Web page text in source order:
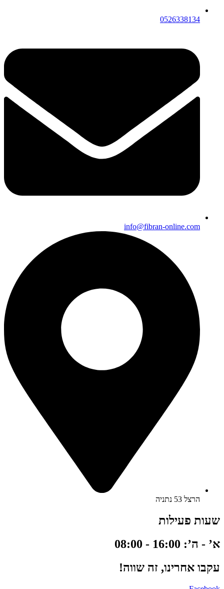
0526338134
info@fibran-online.com
הרצל 53 נתניה
שעות פעילות
א’ - ה’: 16:00 - 08:00
עקבו אחרינו, זה שווה!